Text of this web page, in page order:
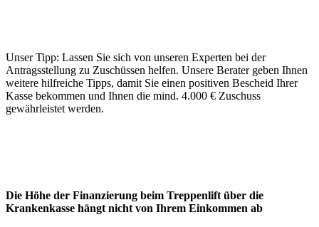
Unser Tipp: Lassen Sie sich von unseren Experten bei der
Antragsstellung zu Zuschüssen helfen. Unsere Berater geben Ihnen
weitere hilfreiche Tipps, damit Sie einen positiven Bescheid Ihrer
Kasse bekommen und Ihnen die mind. 4.000 € Zuschuss
gewährleistet werden.
Die Höhe der Finanzierung beim Treppenlift über die
Krankenkasse hängt nicht von Ihrem Einkommen ab